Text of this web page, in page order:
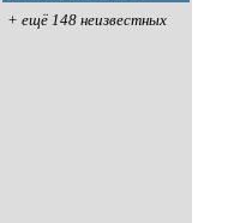
+ ещё 148 неизвестных